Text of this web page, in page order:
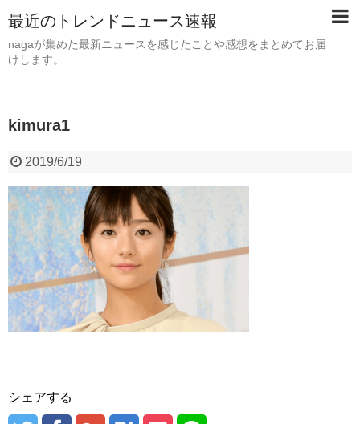
最近のトレンドニュース速報
nagaが集めた最新ニュースを感じたことや感想をまとめてお届
けします。
kimura1
2019/6/19
シェアする